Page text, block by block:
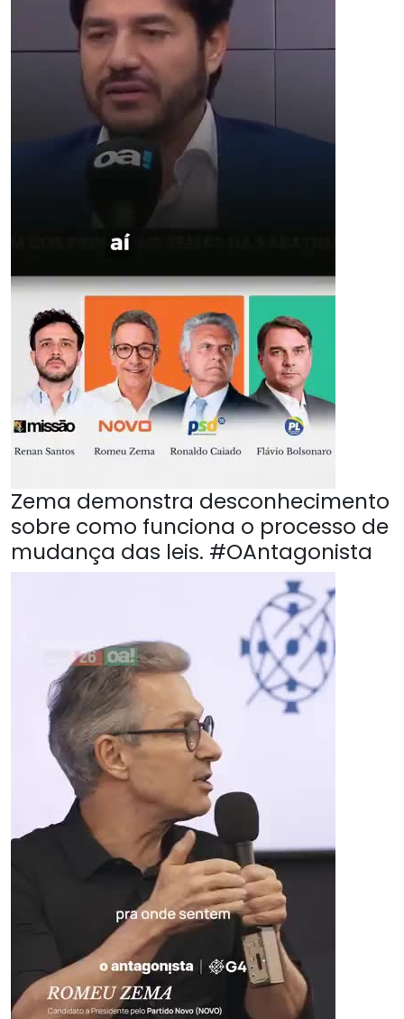
Zema demonstra desconhecimento
sobre como funciona o processo de
mudança das leis. #OAntagonista